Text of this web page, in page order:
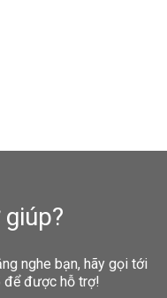
nghe bạn, hãy gọi tới
được hỗ trợ!